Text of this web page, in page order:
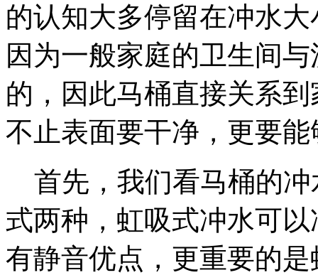
的认知大多停留在冲水
因为一般家庭的卫生间
的，因此马桶直接关系
不止表面要干净，更要
首先，我们看马桶的冲
式两种，虹吸式冲水可
有静音优点，更重要的